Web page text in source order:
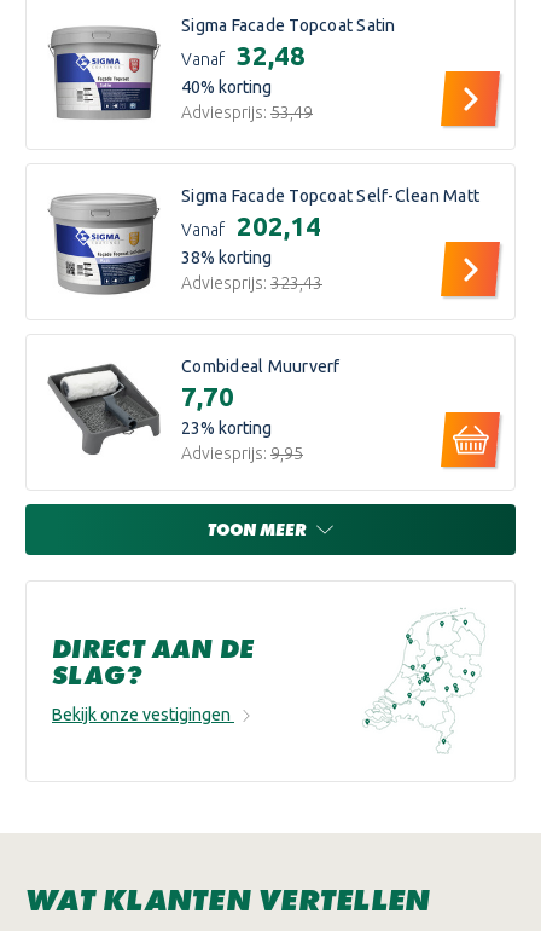
Sigma Facade Topcoat Satin
Vanaf
€32,48
40% korting
Adviesprijs: €53,49
Sigma Facade Topcoat Self-Clean Matt
Vanaf
€202,14
38% korting
Adviesprijs: €323,43
Combideal Muurverf
€7,70
23% korting
Adviesprijs: €9,95
TOON MEER
DIRECT AAN DE
SLAG?
Bekijk onze vestigingen
WAT KLANTEN VERTELLEN